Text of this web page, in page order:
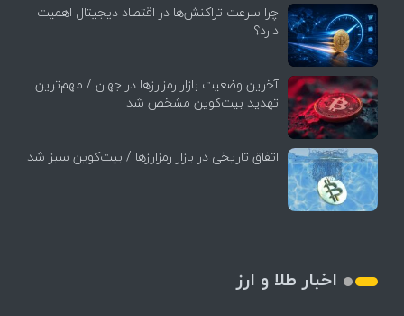
چرا سرعت تراکنش‌ها در اقتصاد دیجیتال اهمیت
دارد؟
آخرین وضعیت بازار رمزارزها در جهان / مهم‌ترین
تهدید بیت‌کوین مشخص شد
اتفاق تاریخی در بازار رمزارزها / بیت‌کوین سبز شد
اخبار طلا و ارز